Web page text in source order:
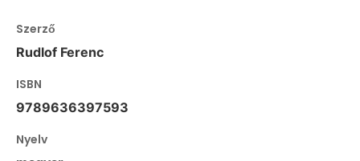
Szerző
Rudlof Ferenc
ISBN
9789636397593
Nyelv